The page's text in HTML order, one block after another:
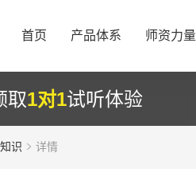
首页 产品体系 师资力量
取1对1试听体验
识 详情